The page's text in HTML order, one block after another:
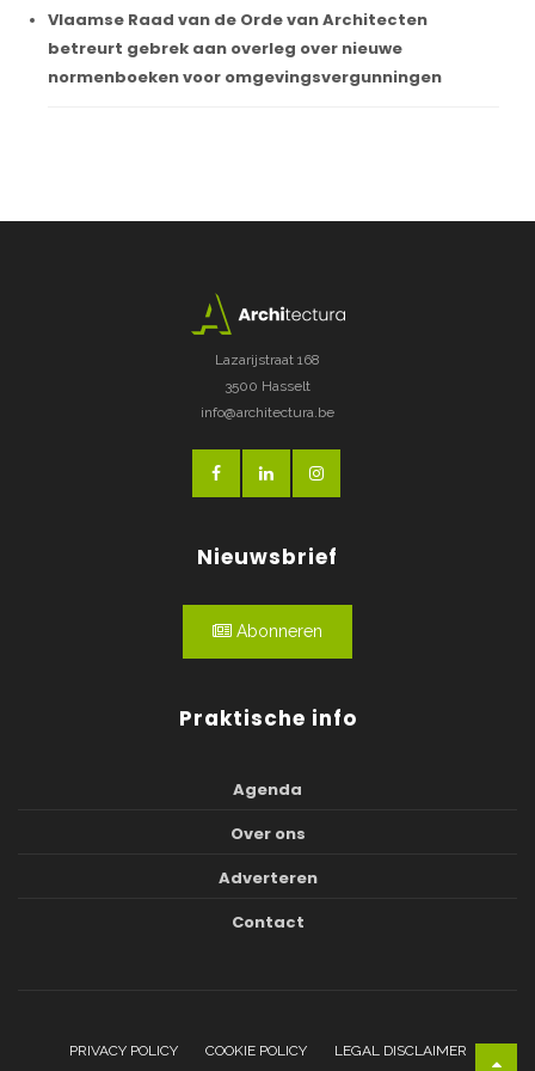
Vlaamse Raad van de Orde van Architecten
betreurt gebrek aan overleg over nieuwe
normenboeken voor omgevingsvergunningen
Lazarijstraat 168
3500 Hasselt
info@architectura.be
Nieuwsbrief
Abonneren
Praktische info
Agenda
Over ons
Adverteren
Contact
PRIVACY POLICY COOKIE POLICY LEGAL DISCLAIMER